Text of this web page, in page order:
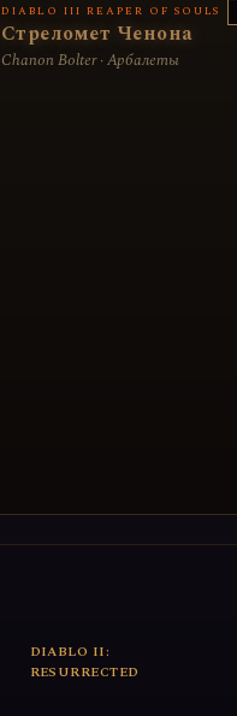
DIABLO III REAPER OF SOULS
Стреломет Ченона
Chanon Bolter · Арбалеты
DIABLO II:
RESURRECTED